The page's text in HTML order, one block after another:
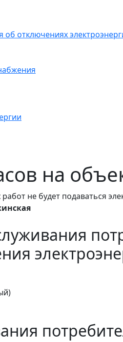
об отключениях
на
не будет подаваться